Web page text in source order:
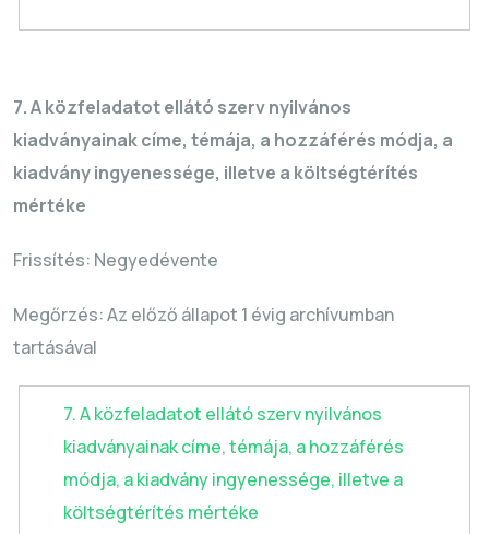
7. A közfeladatot ellátó szerv nyilvános
kiadványainak címe, témája, a hozzáférés módja, a
kiadvány ingyenessége, illetve a költségtérítés
mértéke
Frissítés: Negyedévente
Megőrzés: Az előző állapot 1 évig archívumban
tartásával
7. A közfeladatot ellátó szerv nyilvános
kiadványainak címe, témája, a hozzáférés
módja, a kiadvány ingyenessége, illetve a
költségtérítés mértéke